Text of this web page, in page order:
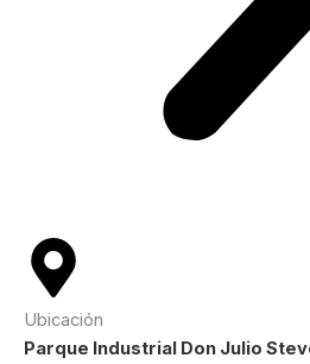
Ubicación
Parque Industrial Don Julio